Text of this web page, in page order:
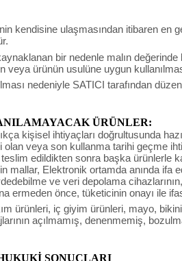
kendisine ulaşmasından itibaren en
bir nedenle malın
veya ürünün usulüne uygun
nedeniyle SATICI tarafından
ÜRÜNLER:
kişisel ihtiyaçları doğrultusunda
veya son kullanma tarihi geçme
edildikten sonra başka ürünlerle
mallar, Elektronik ortamda anında ifa
ve veri depolama
ermeden önce, tüketicinin onayı ile
ürünleri, iç giyim ürünleri, mayo,
açılmamış, denenmemiş,
SONUÇLARI